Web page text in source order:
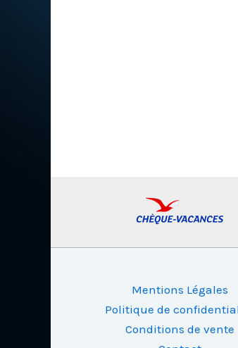
Mentions Légales
Politique de
Conditions de vente